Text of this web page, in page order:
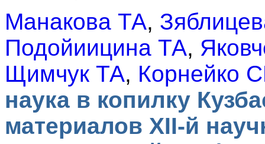
Манакова ТА,
Подойиицина ТА,
Щимчук ТА, Корнейко
наука в копилку
материалов XII-й